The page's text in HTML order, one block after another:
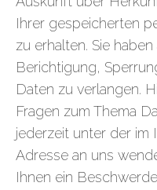
Ihrer gespeicherten
zu erhalten. Sie
Berichtigung,
Daten zu verlangen.
Fragen zum Thema
jederzeit unter der im
Adresse an uns
Ihnen ein